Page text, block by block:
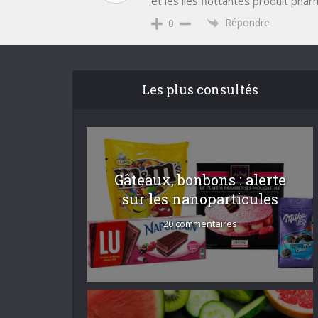
0 Répondre
Les plus consultés
Gâteaux, bonbons : alerte
sur les nanoparticules
20 commentaires